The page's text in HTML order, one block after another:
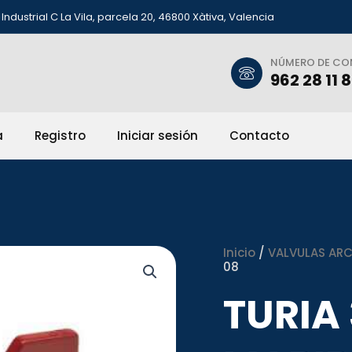
C La Vila, parcela 20, 46800 Xàtiva, Valencia
NÚMERO DE
962 28 11
Registro Iniciar sesión Contacto
Inicio / VALVULAS
08